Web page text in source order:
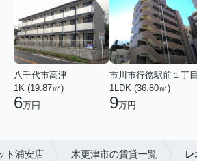
八千代市高津
1K (19.87㎡)
6万円
市川市行徳駅前１丁目
1LDK (36.80㎡)
9万円
ト浦安店 木更津市の賃貸一覧